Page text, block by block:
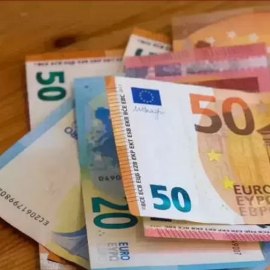
إلهام شرشر تكتب: دي مبقتش كورة..
دي سياسة
الكاتبة إلهام شرشر تهنئ الرئيس
السيسي بعيد ميلاده وتُشيد بجهوده
في بناء الدولة